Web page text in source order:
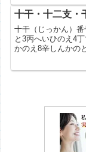
十干・十二支・
十干（じっかん）
と3丙へいひのえ4
かのえ8辛しんかの